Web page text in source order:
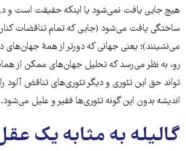
هیچ جایی یافت نمی‌‌‌شود یا اینکه حقیقت است و
ساختگی یافت می‌‌‌شود (جایی که تمام تناقضات کنار
تواند حق این تئوری و دیگر تئوری‌‌‌های تناقض آلود را
اندیشه بدون این گونه تئوری‌‌‌ها فقیر و علیل می‌‌‌شود.
گالیله به مثابه یک